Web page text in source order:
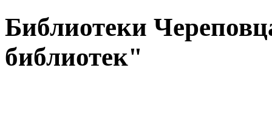
Библиотеки
библиотек"